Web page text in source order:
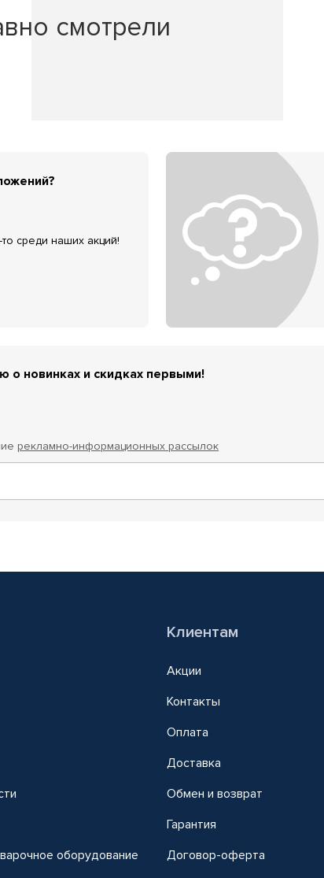
смотрели
среди наших акций!
о новинках и скидках первыми!
рекламно-информационных рассылок
оборудование
Клиентам
Акции
Контакты
Оплата
Доставка
Обмен и возврат
Гарантия
Договор-оферта